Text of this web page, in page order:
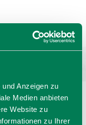
Anzeigen zu
Medien anbieten
Website zu
zu Ihrer
EN IT
BUCHEN